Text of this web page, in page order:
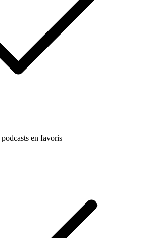
en favoris